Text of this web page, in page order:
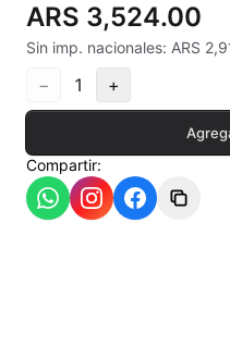
Crayones cerámicos
Crisoles refractarios
Esmaltes Artisticos
ARS 3,524.00
Sin imp. nacionales: ARS
− 1 +
Compartir: